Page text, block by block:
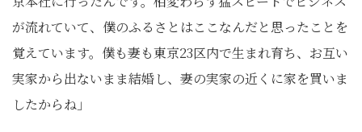
が流れていて、僕のふるさとはここなんだと思ったことを
覚えています。僕も妻も東京23区内で生まれ育ち、お互い
実家から出ないまま結婚し、妻の実家の近くに家を買いま
したからね」